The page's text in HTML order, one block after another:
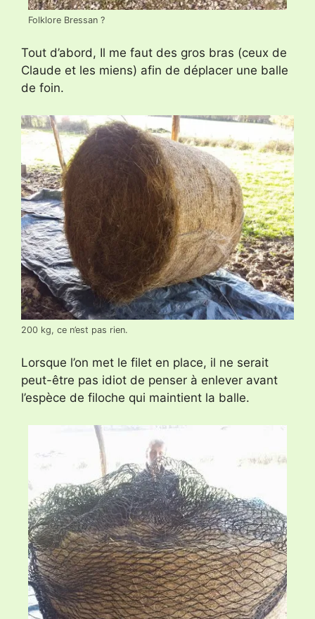
Folklore Bressan ?
Tout d’abord, Il me faut des gros bras (ceux de
Claude et les miens) afin de déplacer une balle
de foin.
200 kg, ce n’est pas rien.
Lorsque l’on met le filet en place, il ne serait
peut-être pas idiot de penser à enlever avant
l’espèce de filoche qui maintient la balle.